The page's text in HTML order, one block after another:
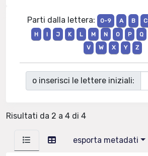
Parti dalla lettera: 0-9 A B C
H
I J K L M N O P Q
V
W X Y Z
o inserisci le lettere iniziali:
Risultati da 2 a 4 di 4
esporta metadati